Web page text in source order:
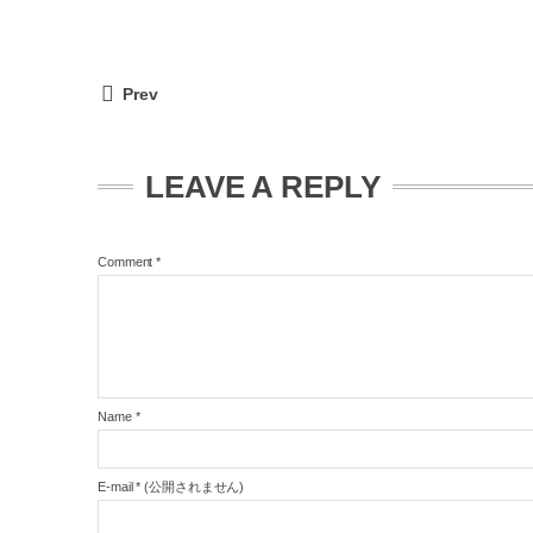
Prev
LEAVE A REPLY
Comment *
Name *
E-mail * (公開されません)